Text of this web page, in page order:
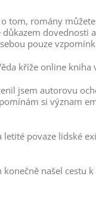
tom, romány
pouze
kříže online
jsem autorovu
si význam
povaze lidské
našel